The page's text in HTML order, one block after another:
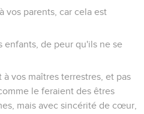
vos parents, car cela est
enfants, de peur qu'ils ne se
vos maîtres terrestres, et pas
le feraient des êtres
mais avec sincérité de cœur,